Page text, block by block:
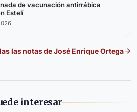
de vacunación antirrábica
Estelí
las notas deJosé Enrique Ortega
interesar